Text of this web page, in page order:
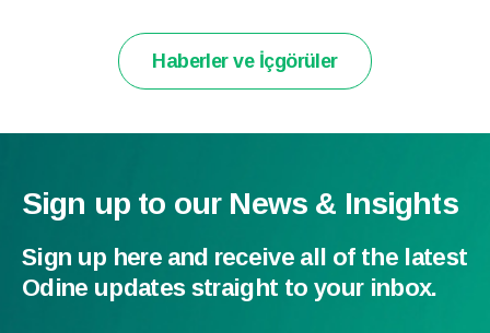
Haberler ve İçgörüler
Sign up to our News & Insights
Sign up here and receive all of the latest
Odine updates straight to your inbox.